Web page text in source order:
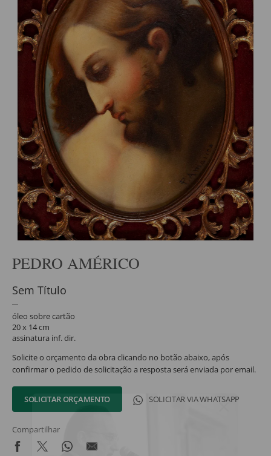
PEDRO AMÉRICO
Sem Título
óleo sobre cartão
20 x 14 cm
assinatura inf. dir.
Solicite o orçamento da obra clicando no botão abaixo, após
confirmar o pedido de solicitação a resposta será enviada por email.
SOLICITAR ORÇAMENTO SOLICITAR VIA WHATSAPP
Compartilhar